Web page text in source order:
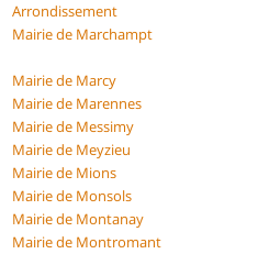
Arrondissement
Mairie de Marchampt
Mairie de Marcy
Mairie de Marennes
Mairie de Messimy
Mairie de Meyzieu
Mairie de Mions
Mairie de Monsols
Mairie de Montanay
Mairie de Montromant